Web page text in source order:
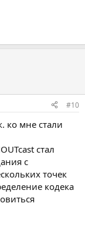
#10
ко мне стали
стал
с
точек
кодека